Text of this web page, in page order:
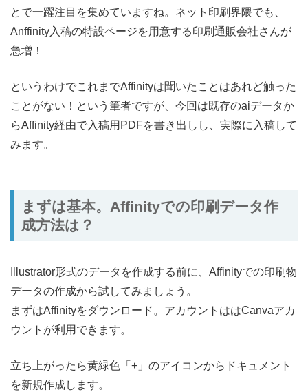
とで一躍注目を集めていますね。ネット印刷界隈でも、
Anffinity入稿の特設ページを用意する印刷通販会社さんが
急増！
というわけでこれまでAffinityは聞いたことはあれど触った
ことがない！という筆者ですが、今回は既存のaiデータか
らAffinity経由で入稿用PDFを書き出しし、実際に入稿して
みます。
まずは基本。Affinityでの印刷データ作
成方法は？
Illustrator形式のデータを作成する前に、Affinityでの印刷物
データの作成から試してみましょう。
まずはAffinityをダウンロード。アカウントははCanvaアカ
ウントが利用できます。
立ち上がったら黄緑色「+」のアイコンからドキュメント
を新規作成します。